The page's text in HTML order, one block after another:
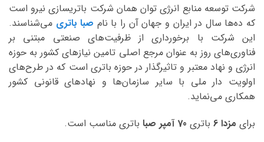
شرکت توسعه منابع انرژی توان همان شرکت باتریسازی نیرو است
که ده‌ها سال در ایران و جهان آن را با نام صبا باتری می‌شناسند.
این شرکت با برخورداری از ظرفیت‌های صنعتی مبتنی بر
فناوری‌های روز به عنوان مرجع اصلی تامین نیازهای کشور به حوزه
انرژی و نهاد معتبر و تاثیرگذار در حوزه باتری است که در طرح‌های
اولویت دار ملی با سایر سازمان‌ها و نهادهای قانونی کشور
همکاری می‌نماید.
برای مزدا 6 باتری
باتری مناسب است.